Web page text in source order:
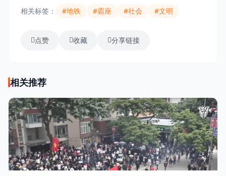
相关标签： #地铁 #霸座 #社会 #文明
点赞 收藏 分享链接
相关推荐